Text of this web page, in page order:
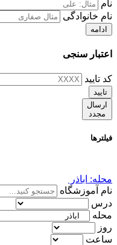
نام
نام خانوادگی
ادامه
اعتبار سنجی
کد تایید
تایید
ارسال
مجدد
فیلترها
محله: اباذر
نام آموزشگاه
درس
محله
روز
ساعت